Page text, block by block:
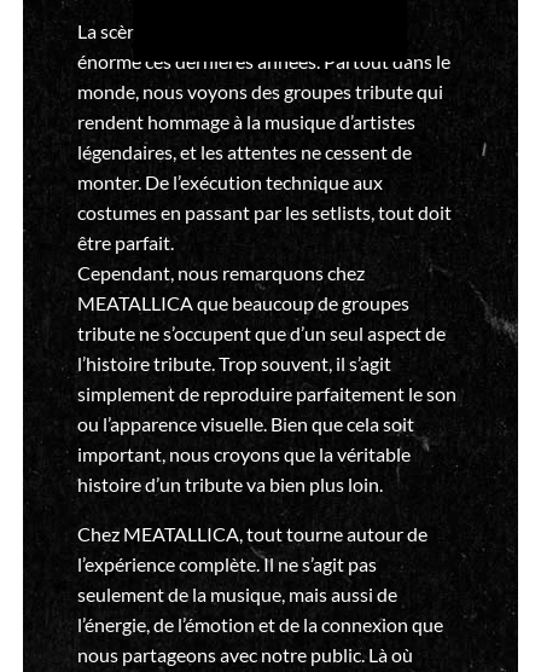
La scène tribute a connu une croissance
énorme ces dernières années. Partout dans le
monde, nous voyons des groupes tribute qui
rendent hommage à la musique d’artistes
légendaires, et les attentes ne cessent de
monter. De l’exécution technique aux
costumes en passant par les setlists, tout doit
être parfait.
Cependant, nous remarquons chez
MEATALLICA que beaucoup de groupes
tribute ne s’occupent que d’un seul aspect de
l’histoire tribute. Trop souvent, il s’agit
simplement de reproduire parfaitement le son
ou l’apparence visuelle. Bien que cela soit
important, nous croyons que la véritable
histoire d’un tribute va bien plus loin.
Chez MEATALLICA, tout tourne autour de
l’expérience complète. Il ne s’agit pas
seulement de la musique, mais aussi de
l’énergie, de l’émotion et de la connexion que
nous partageons avec notre public. Là où